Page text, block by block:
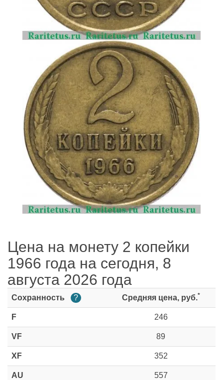
Цена на монету 2 копейки
1966 года на сегодня, 8
августа 2026 года
Сохранность ? Средняя цена, руб.*
F 246
VF 89
XF 352
AU 557